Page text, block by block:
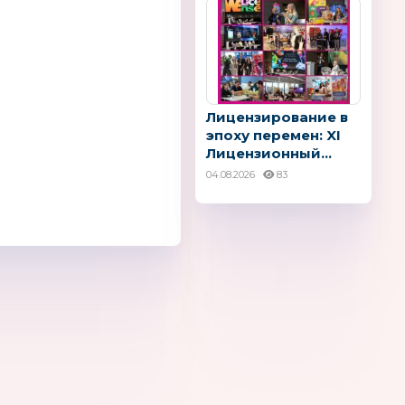
Лицензирование в
эпоху перемен: XI
Лицензионный...
04.08.2026 83